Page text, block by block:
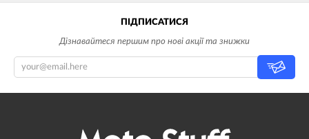
ПІДПИСАТИСЯ
Дізнавайтеся першим про нові акції та знижки